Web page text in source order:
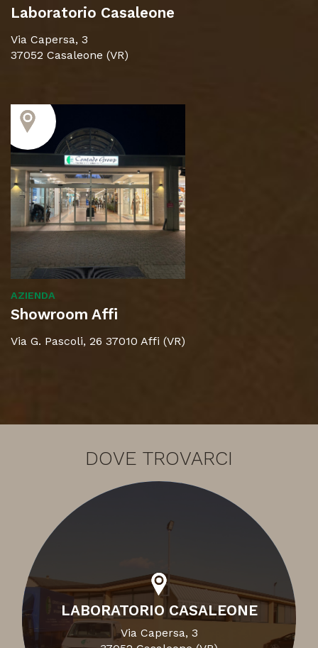
Laboratorio Casaleone
Via Capersa, 3
37052 Casaleone (VR)
AZIENDA
Showroom Affi
Via G. Pascoli, 26 37010 Affi (VR)
DOVE TROVARCI
LABORATORIO CASALEONE
Via Capersa, 3